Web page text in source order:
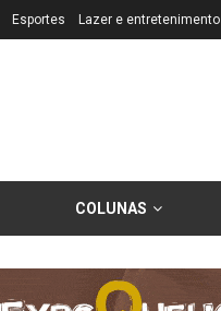
Esportes Lazer e entretenimento
COLUNAS